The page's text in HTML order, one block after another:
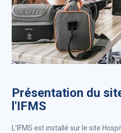
Présentation du
l'IFMS
L'IFMS est installé sur le site